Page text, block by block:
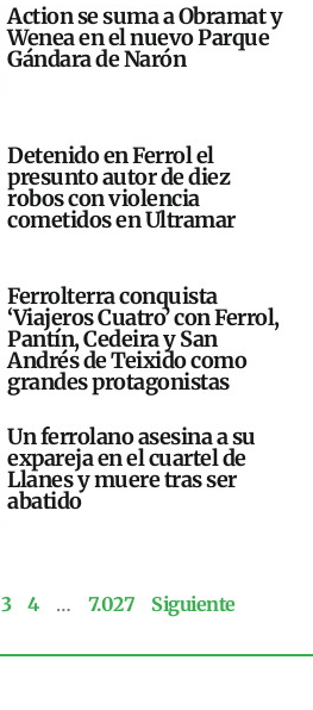
Action se suma a Obramat y
Wenea en el nuevo Parque
Gándara de Narón
Detenido en Ferrol el
presunto autor de diez
robos con violencia
cometidos en Ultramar
Ferrolterra conquista
‘Viajeros Cuatro’ con Ferrol,
Pantín, Cedeira y San
Andrés de Teixido como
grandes protagonistas
Un ferrolano asesina a su
expareja en el cuartel de
Llanes y muere tras ser
abatido
3 4 … 7.027 Siguiente